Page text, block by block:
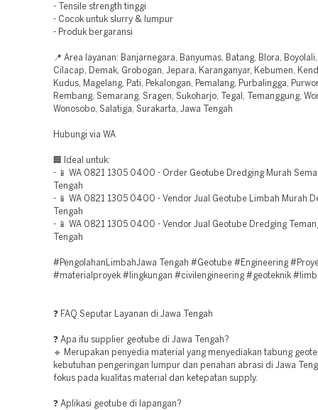
- Tensile strength tinggi
- Cocok untuk slurry & lumpur
- Produk bergaransi
📍 Area layanan: Banjarnegara, Banyumas, Batang, Blora,
Cilacap, Demak, Grobogan, Jepara, Karanganyar, Kebumen,
Kudus, Magelang, Pati, Pekalongan, Pemalang, Purbalingga,
Rembang, Semarang, Sragen, Sukoharjo, Tegal, Temanggung,
Wonosobo, Salatiga, Surakarta, Jawa Tengah
Hubungi via WA
🏢 Ideal untuk:
- 📱 WA 0821 1305 0400 - Order Geotube Dredging Murah
Tengah
- 📱 WA 0821 1305 0400 - Vendor Jual Geotube Limbah Murah
Tengah
- 📱 WA 0821 1305 0400 - Vendor Jual Geotube Dredging
Tengah
#PengolahanLimbahJawa Tengah #Geotube #Engineering
#materialproyek #lingkungan #civilengineering #geoteknik
❓ FAQ Seputar Layanan di Jawa Tengah
❓ Apa itu supplier geotube di Jawa Tengah?
🔹 Merupakan penyedia material yang menyediakan tabung
kebutuhan pengeringan lumpur dan penahan abrasi di Jawa
fokus pada kualitas material dan ketepatan supply.
❓ Aplikasi geotube di lapangan?